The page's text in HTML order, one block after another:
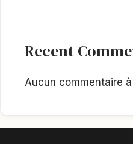
Recent
Aucun commentaire